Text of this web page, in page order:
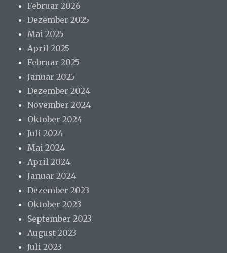
Februar 2026
Dezember 2025
Mai 2025
April 2025
Februar 2025
Januar 2025
Dezember 2024
November 2024
Oktober 2024
Juli 2024
Mai 2024
April 2024
Januar 2024
Dezember 2023
Oktober 2023
September 2023
August 2023
Juli 2023